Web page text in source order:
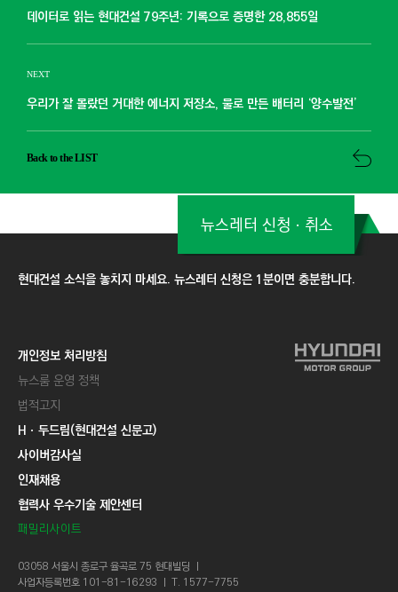
데이터로 읽는 현대건설 79주년: 기록으로 증명한 28,855일
NEXT
우리가 잘 몰랐던 거대한 에너지 저장소, 물로 만든 배터리 ‘양수발전’
Back to the LIST
현대건설 소식을 놓치지 마세요. 뉴스레터 신청은 1분이면 충분합니다.
뉴스레터 신청ㆍ취소
개인정보 처리방침
뉴스룸 운영 정책
법적고지
Hㆍ두드림(현대건설 신문고)
사이버감사실
인재채용
협력사 우수기술 제안센터
패밀리사이트
03058 서울시 종로구 율곡로 75 현대빌딩 ㅣ
사업자등록번호 101-81-16293 ㅣ T. 1577-7755